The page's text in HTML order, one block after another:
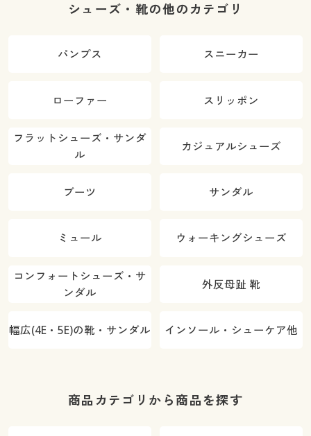
シューズ・靴の他のカテゴリ
パンプス スニーカー
ローファー スリッポン
フラットシューズ・サンダ
ル
カジュアルシューズ
ブーツ サンダル
ミュール ウォーキングシューズ
コンフォートシューズ・サ
ンダル
外反母趾 靴
幅広(4E・5E)の靴・サンダル インソール・シューケア他
商品カテゴリから商品を探す